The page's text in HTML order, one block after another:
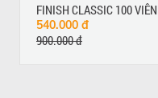
FINISH CLASSIC 100 VIÊN
540.000 đ
900.000 đ